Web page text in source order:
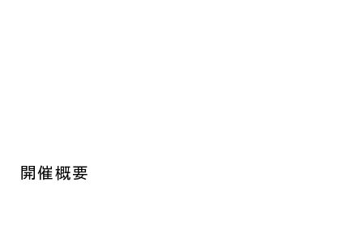
開催概要